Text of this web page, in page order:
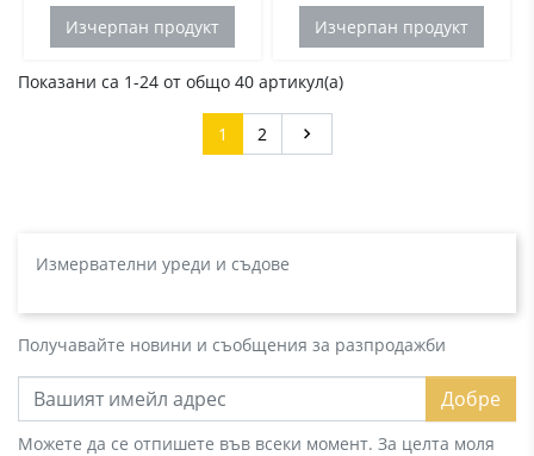
Изчерпан продукт
Изчерпан продукт
Показани са 1-24 от общо 40 артикул(а)
1 2 Напред

Измервателни уреди и съдове
Получавайте новини и съобщения за разпродажби
Добре
Можете да се отпишете във всеки момент. За целта моля